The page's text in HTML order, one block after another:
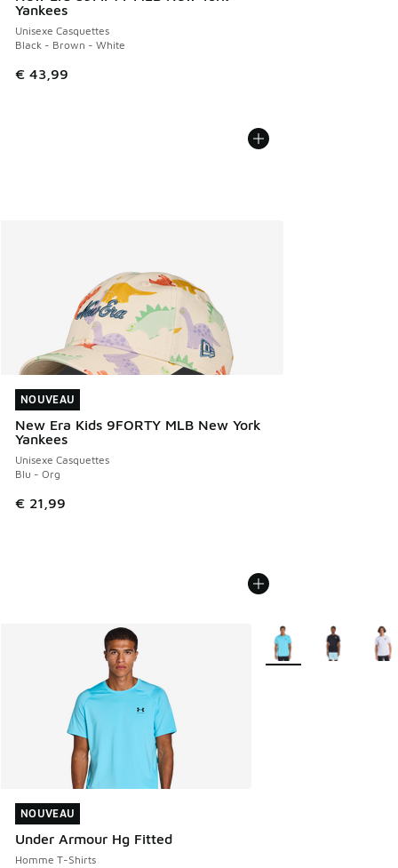
Yankees
Unisexe Casquettes
Black - Brown - White
€ 43,99
NOUVEAU
New Era Kids 9FORTY MLB New York
Yankees
Unisexe Casquettes
Blu - Org
€ 21,99
NOUVEAU
NOUVEAU
Under Armour Hg Fitted
Homme T-Shirts
NOUVEAU
Plus de couleurs